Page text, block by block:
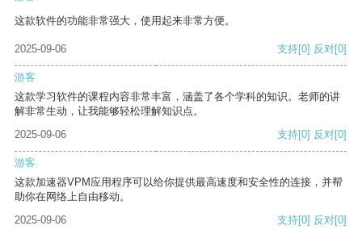
这款软件的功能非常强大，使用起来非常方便。
2025-09-06 支持[0] 反对[0]
游客
这款学习软件的课程内容非常丰富，涵盖了各个学科的知识。老师的讲
解非常生动，让我能够轻松理解知识点。
2025-09-06
支持[0] 反对[0]
游客
这款加速器VPM应用程序可以给你提供最高速度和安全性的连接，并帮
助你在网络上自由移动。
2025-09-06
支持[0] 反对[0]